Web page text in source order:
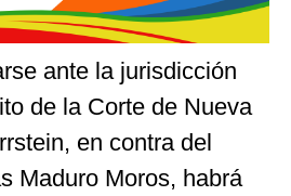
ante la jurisdicción
de la Corte de Nueva
en contra del
Maduro Moros, habrá